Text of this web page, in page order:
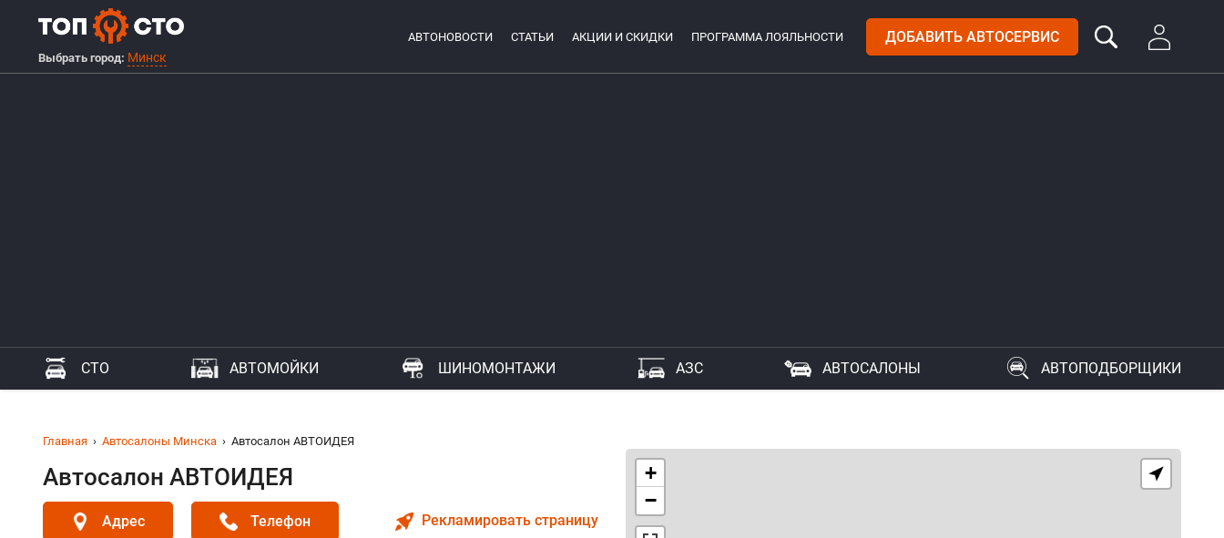
Выбрать город: Минск
АВТОНОВОСТИ СТАТЬИ АКЦИИ И СКИДКИ ПРОГРАММА ЛОЯЛЬНОСТИ ДОБАВИТЬ АВТОСЕРВИС
СТО АВТОМОЙКИ ШИНОМОНТАЖИ АЗС АВТОСАЛОНЫ АВТОПОДБОРЩИКИ
Главная Автосалоны Минска Автосалон АВТОИДЕЯ
Автосалон АВТОИДЕЯ
Адрес Телефон Рекламировать страницу
+
−